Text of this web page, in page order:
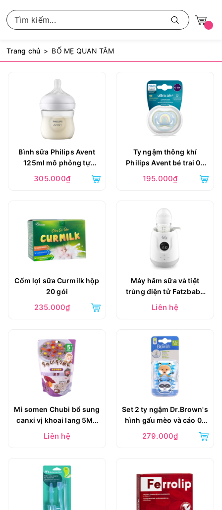
Trang chủ BỐ MẸ QUAN TÂM
Bình sữa Philips Avent
125ml mô phỏng tự
nhiên kèm núm 0M+
305.000₫
Ty ngậm thông khí
Philips Avent bé trai 0-
195.000₫
Cốm lợi sữa Curmilk hộp
20 gói
235.000₫
Máy hâm sữa và tiệt
trùng điện tử Fatzbaby
Mono 9 FB3061SJ
Liên hệ
Mì somen Chubi bổ sung
canxi vị khoai lang 5M+
100g
Liên hệ
Set 2 ty ngậm Dr.Brown's
hình gấu mèo và cáo 0-
279.000₫